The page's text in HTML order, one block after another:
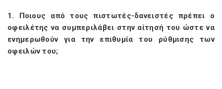
1. Ποιους από τους πιστωτές-δανειστές πρέπει ο
οφειλέτης να συμπεριλάβει στην αίτησή του ώστε να
ενημερωθούν για την επιθυμία του ρύθμισης των
οφειλών του;